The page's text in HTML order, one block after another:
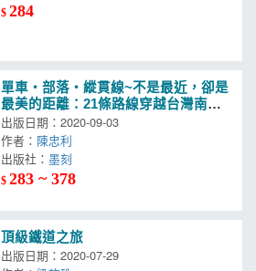
$284
單車‧部落‧縱貫線~不是最近，卻是
最美的距離：21條路線穿越台灣南北
原鄉，深遊190個部落祕境（增訂版）
出版日期：2020-09-03
作者： 陳忠利
出版社：
$283 ~ 378
頂級鐵道之旅
出版日期：2020-07-29